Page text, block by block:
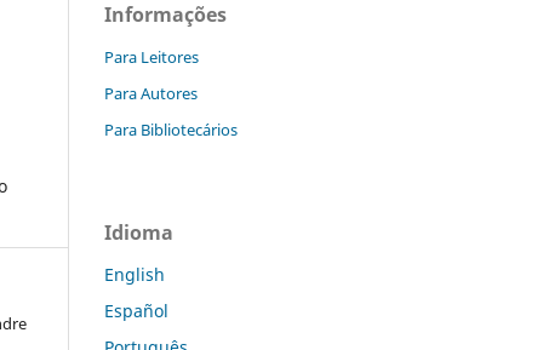
Informações
Para Leitores
Para Autores
Para Bibliotecários
Idioma
English
Español